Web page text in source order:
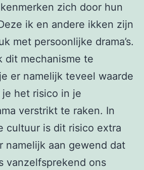
zich door hun
ik en andere ikken zijn
met persoonlijke drama’s.
dit mechanisme te
er namelijk teveel waarde
het risico in je
verstrikt te raken. In
cultuur is dit risico extra
namelijk aan gewend dat
vanzelfsprekend ons